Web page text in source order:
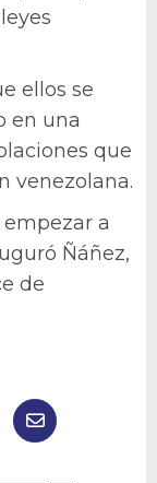
ellos se
en una
que
venezolana.
empezar a
Ñáñez,
de